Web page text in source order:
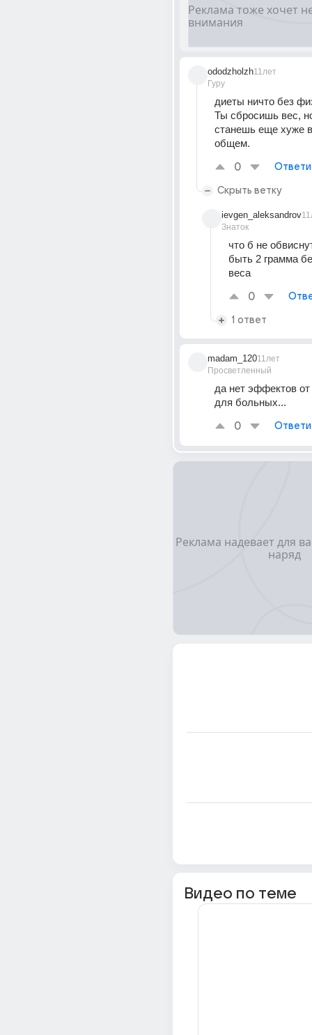
ododzholzh
Гуру
11лет
диеты ничто без
Ты сбросишь вес,
станешь еще хуже
общем.
0
Скрыть ветку
ievgen_aleksandrov
Знаток
что б не
быть 2 грамма
веса
0
1 ответ
madam_120
Просветленный
11лет
да нет эффектов
для больных...
0
Видео по теме